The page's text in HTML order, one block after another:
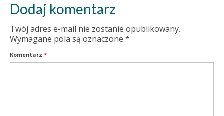
Dodaj komentarz
Twój adres e-mail nie zostanie opublikowany.
Wymagane pola są oznaczone *
Komentarz *